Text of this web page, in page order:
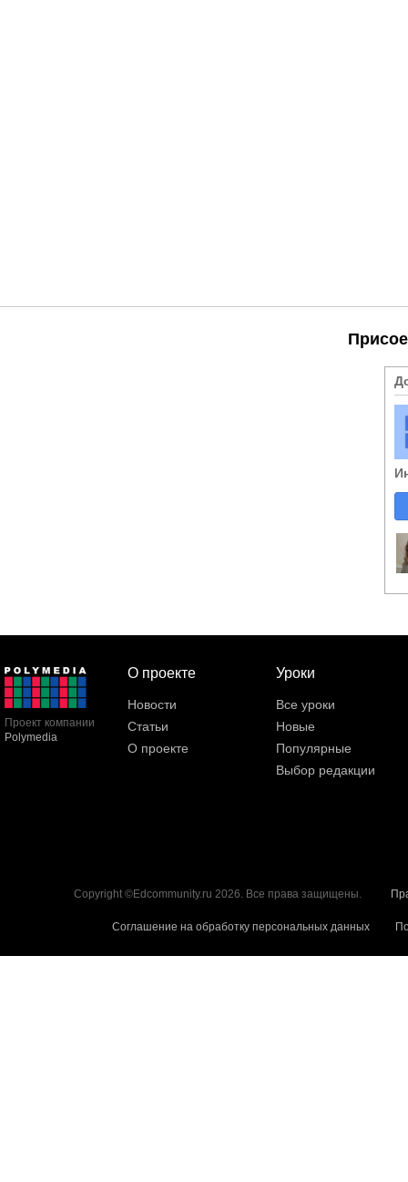
Проект компании
Polymedia
О проекте
Новости
Статьи
О проекте
Уроки
Все уроки
Новые
Популярные
Выбор редакции
Copyright ©Edcommunity.ru 2026. Все права защищены.
Соглашение на обработку персональных данных